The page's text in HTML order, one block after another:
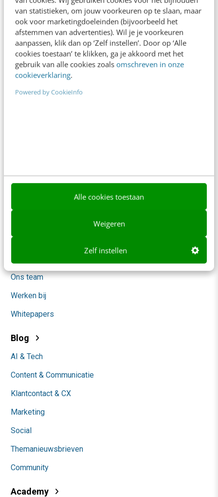
van statistieken, om jouw voorkeuren op te slaan, maar
ook voor marketingdoeleinden (bijvoorbeeld het
afstemmen van advertenties). Wil je je voorkeuren
aanpassen, klik dan op ‘Zelf instellen’. Door op ‘Alle
cookies toestaan’ te klikken, ga je akkoord met het
gebruik van alle cookies zoals omschreven in onze
cookieverklaring.
Powered by CookieInfo
Alle cookies toestaan
Weigeren
Zelf instellen
Meer weten
Frankwatching
Nieuwsbrieven
Ons team
Werken bij
Whitepapers
Blog
AI & Tech
Content & Communicatie
Klantcontact & CX
Marketing
Social
Themanieuwsbrieven
Community
Academy